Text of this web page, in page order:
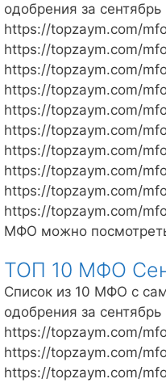
одобрения за
https://topzaym.com/
https://topzaym.com/
https://topzaym.com/
https://topzaym.com/
https://topzaym.com/
https://topzaym.com/
https://topzaym.com/
https://topzaym.com/
https://topzaym.com/
https://topzaym.com/
МФО можно
ТОП 10 МФО
Список из 10 МФО с
одобрения за
https://topzaym.com/
https://topzaym.com/
https://topzaym.com/